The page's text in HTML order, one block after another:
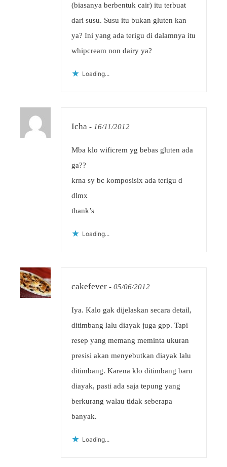
(biasanya berbentuk cair) itu terbuat
dari susu. Susu itu bukan gluten kan
ya? Ini yang ada terigu di dalamnya itu
whipcream non dairy ya?
Loading...
Icha - 16/11/2012
Mba klo wificrem yg bebas gluten ada
ga??
krna sy bc komposisix ada terigu d
dlmx
thank’s
Loading...
cakefever - 05/06/2012
Iya. Kalo gak dijelaskan secara detail,
ditimbang lalu diayak juga gpp. Tapi
resep yang memang meminta ukuran
presisi akan menyebutkan diayak lalu
ditimbang. Karena klo ditimbang baru
diayak, pasti ada saja tepung yang
berkurang walau tidak seberapa
banyak.
Loading...